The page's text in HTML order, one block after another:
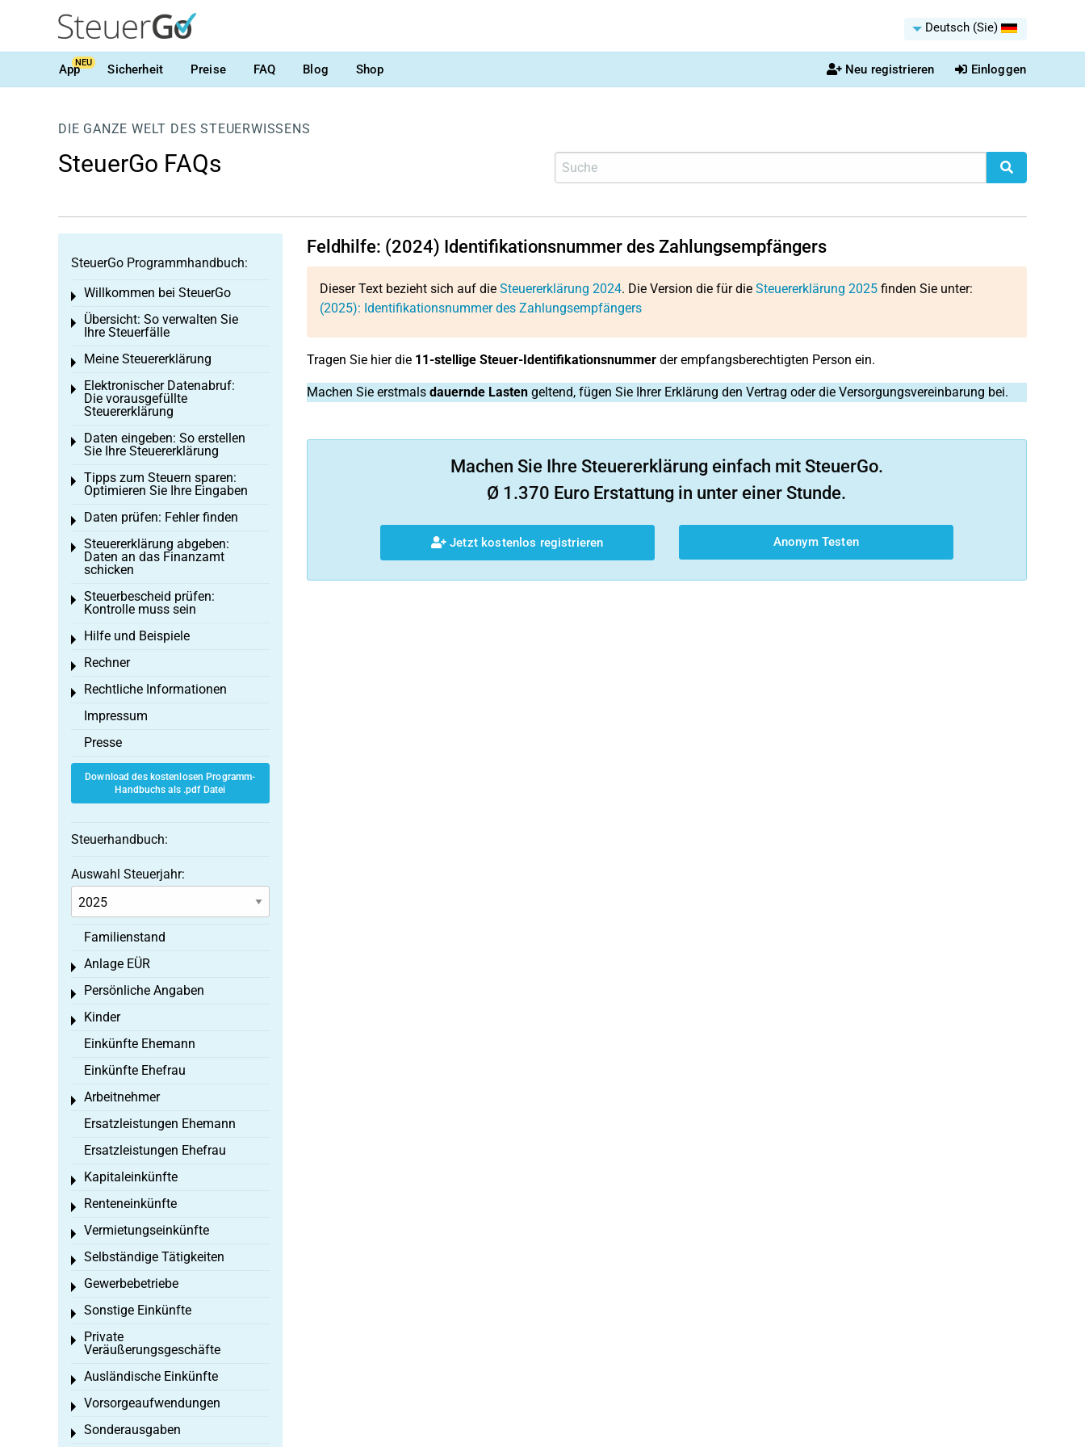
Deutsch (Sie)
AppNEU Sicherheit Preise FAQ Blog Shop Neu registrieren Einloggen
DIE GANZE WELT DES STEUERWISSENS
SteuerGo FAQs
Feldhilfe: (2024) Identifikationsnummer des Zahlungsempfängers
Dieser Text bezieht sich auf die Steuererklärung 2024. Die Version die für die Steuererklärung 2025finden Sie unter:
(2025): Identifikationsnummer des Zahlungsempfängers
Tragen Sie hier die 11-stellige Steuer-Identifikationsnummerder empfangsberechtigten Person ein.
Machen Sie erstmals dauernde Lastengeltend, fügen Sie Ihrer Erklärung den Vertrag oder die Versorgungsvereinbarung bei.
Machen Sie Ihre Steuererklärung einfach mit SteuerGo.
Ø 1.370 Euro Erstattung in unter einer Stunde.
Jetzt kostenlos registrieren Anonym Testen
SteuerGo Programmhandbuch:
Willkommen bei SteuerGo
Toggle menu
Übersicht: So verwalten Sie
Ihre Steuerfälle
Toggle menu
Meine Steuererklärung
Toggle menu
Elektronischer Datenabruf:
Die vorausgefüllte
Steuererklärung
Toggle menu
Daten eingeben: So erstellen
Sie Ihre Steuererklärung
Toggle menu
Tipps zum Steuern sparen:
Optimieren Sie Ihre Eingaben
Toggle menu
Daten prüfen: Fehler finden
Toggle menu
Steuererklärung abgeben:
Daten an das Finanzamt
schicken
Toggle menu
Steuerbescheid prüfen:
Kontrolle muss sein
Toggle menu
Hilfe und Beispiele
Toggle menu
Rechner
Toggle menu
Rechtliche Informationen
Toggle menu
Impressum
Presse
Download des kostenlosen Programm-
Handbuchs als .pdf Datei
Steuerhandbuch:
Auswahl Steuerjahr:
Familienstand
Anlage EÜR
Toggle menu
Persönliche Angaben
Toggle menu
Kinder
Toggle menu
Einkünfte Ehemann
Einkünfte Ehefrau
Arbeitnehmer
Toggle menu
Ersatzleistungen Ehemann
Ersatzleistungen Ehefrau
Kapitaleinkünfte
Toggle menu
Renteneinkünfte
Toggle menu
Vermietungseinkünfte
Toggle menu
Selbständige Tätigkeiten
Toggle menu
Gewerbebetriebe
Toggle menu
Sonstige Einkünfte
Toggle menu
Private
Veräußerungsgeschäfte
Toggle menu
Ausländische Einkünfte
Toggle menu
Vorsorgeaufwendungen
Toggle menu
Sonderausgaben
Toggle menu